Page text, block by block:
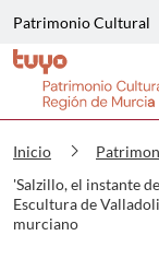
Patrimonio Cultural
Inicio chevron_right
'Salzillo, el instante
Escultura de
murciano